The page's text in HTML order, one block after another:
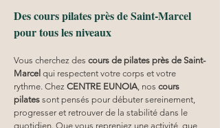
Des cours pilates près de Saint-Marcel
pour tous les niveaux
Vous cherchez des cours de pilates près de Saint-
Marcel qui respectent votre corps et votre
rythme. Chez CENTRE EUNOIA , nos cours
pilates sont pensés pour débuter sereinement,
progresser et retrouver de la stabilité dans le
quotidien. Que vous repreniez une activité, que